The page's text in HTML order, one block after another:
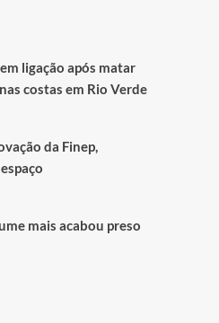
em ligação após matar
costas em Rio Verde
da Finep,
mais acabou preso